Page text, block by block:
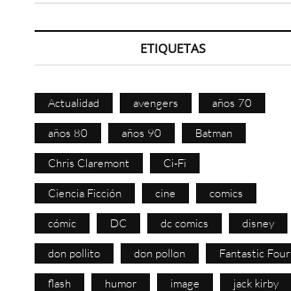
ETIQUETAS
Actualidad avengers años 70
años 80 años 90 Batman
Chris Claremont Ci-Fi
Ciencia Ficción cine comics
cómic DC dc comics disney
don pollito don pollon Fantastic Four
flash humor image jack kirby